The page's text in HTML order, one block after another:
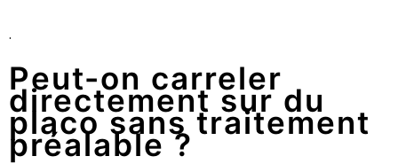
.
Peut-on carreler
directement sur du
placo sans traitement
préalable ?